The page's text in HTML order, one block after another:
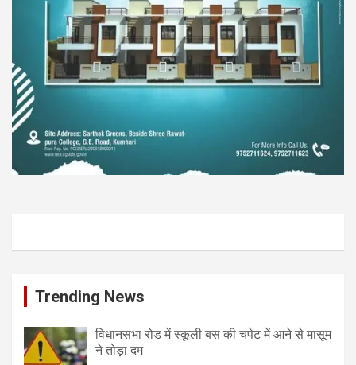
Trending News
विधानसभा रोड में स्कूली बस की चपेट में आने से मासूम
ने तोड़ा दम